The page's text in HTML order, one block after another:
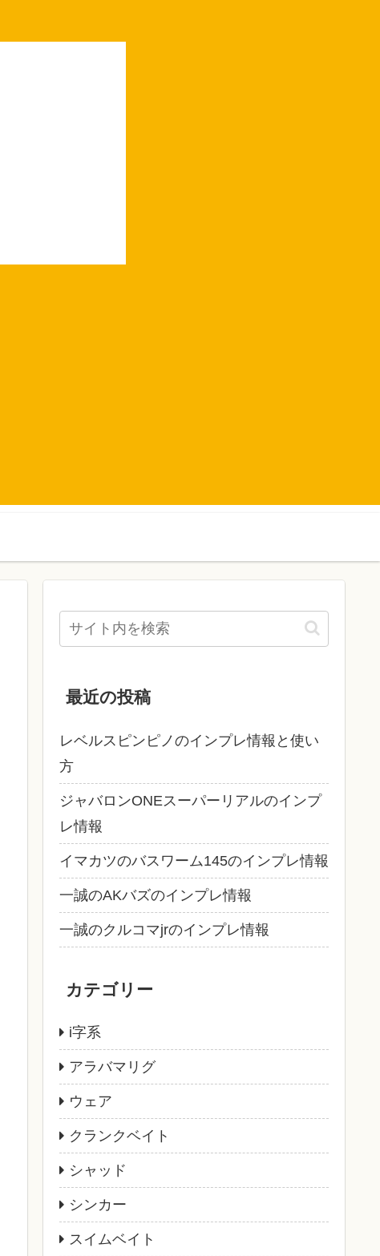
最近の投稿
レベルスピンピノのインプレ情報と使い
方
ジャバロンONEスーパーリアルのインプ
レ情報
イマカツのバスワーム145のインプレ情報
一誠のAKバズのインプレ情報
一誠のクルコマjrのインプレ情報
カテゴリー
i字系
アラバマリグ
ウェア
クランクベイト
シャッド
シンカー
スイムベイト